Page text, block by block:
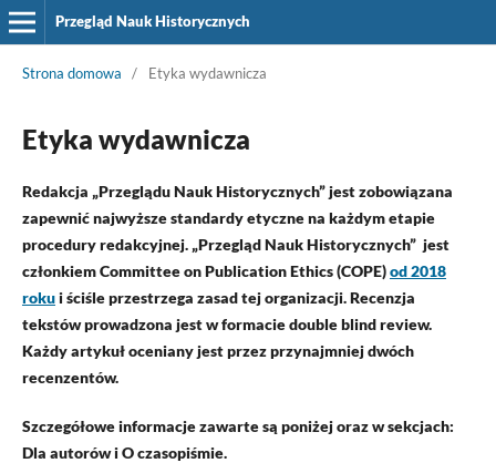
Przegląd Nauk Historycznych
Strona domowa / Etyka wydawnicza
Etyka wydawnicza
Redakcja „Przeglądu Nauk Historycznych” jest zobowiązana
zapewnić najwyższe standardy etyczne na każdym etapie
procedury redakcyjnej.„Przegląd Nauk Historycznych” jest
członkiem Committee on Publication Ethics (COPE)od 2018
rokui ściśle przestrzega zasad tej organizacji. Recenzja
tekstów prowadzona jest w formacie double blind review.
Każdy artykuł oceniany jest przez przynajmniej dwóch
recenzentów.
Szczegółowe informacje zawarte są poniżej oraz w sekcjach:
Dla autorów i O czasopiśmie.